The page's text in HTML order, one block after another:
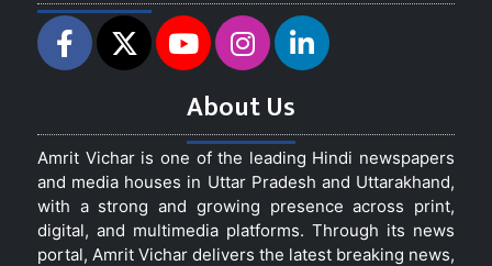
About Us
Amrit Vichar is one of the leading Hindi newspapers
and media houses in Uttar Pradesh and Uttarakhand,
with a strong and growing presence across print,
digital, and multimedia platforms. Through its news
portal, Amrit Vichar delivers the latest breaking news,